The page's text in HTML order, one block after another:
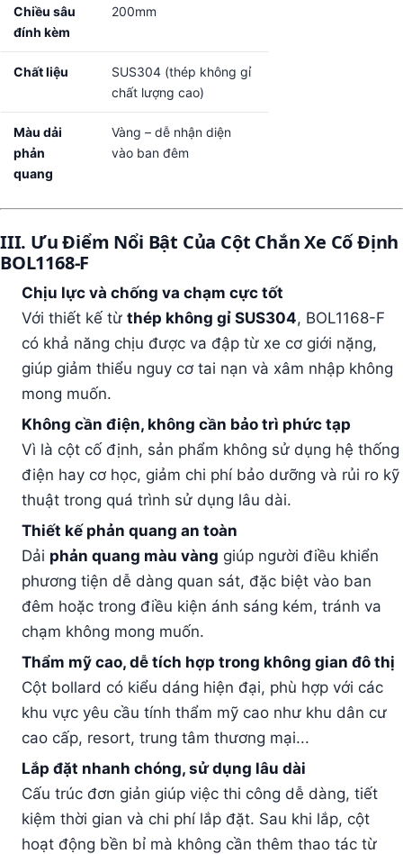
Chiều sâu
đính kèm
200mm
Chất liệu
SUS304 (thép không gỉ
chất lượng cao)
Màu dải
phản
quang
Vàng – dễ nhận diện
vào ban đêm
III. Ưu Điểm Nổi Bật Của Cột Chắn Xe Cố Định
BOL1168-F
Chịu lực và chống va chạm cực tốt
Với thiết kế từ thép không gỉ SUS304, BOL1168-F
có khả năng chịu được va đập từ xe cơ giới nặng,
giúp giảm thiểu nguy cơ tai nạn và xâm nhập không
mong muốn.
Không cần điện, không cần bảo trì phức tạp
Vì là cột cố định, sản phẩm không sử dụng hệ thống
điện hay cơ học, giảm chi phí bảo dưỡng và rủi ro kỹ
thuật trong quá trình sử dụng lâu dài.
Thiết kế phản quang an toàn
Dải phản quang màu vàng giúp người điều khiển
phương tiện dễ dàng quan sát, đặc biệt vào ban
đêm hoặc trong điều kiện ánh sáng kém, tránh va
chạm không mong muốn.
Thẩm mỹ cao, dễ tích hợp trong không gian đô thị
Cột bollard có kiểu dáng hiện đại, phù hợp với các
khu vực yêu cầu tính thẩm mỹ cao như khu dân cư
cao cấp, resort, trung tâm thương mại...
Lắp đặt nhanh chóng, sử dụng lâu dài
Cấu trúc đơn giản giúp việc thi công dễ dàng, tiết
kiệm thời gian và chi phí lắp đặt. Sau khi lắp, cột
hoạt động bền bỉ mà không cần thêm thao tác từ